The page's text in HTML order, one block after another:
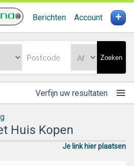
Berichten Account +
Zoeken
Verfijn uw resultaten
Huis Kopen
Je link hier plaatsen